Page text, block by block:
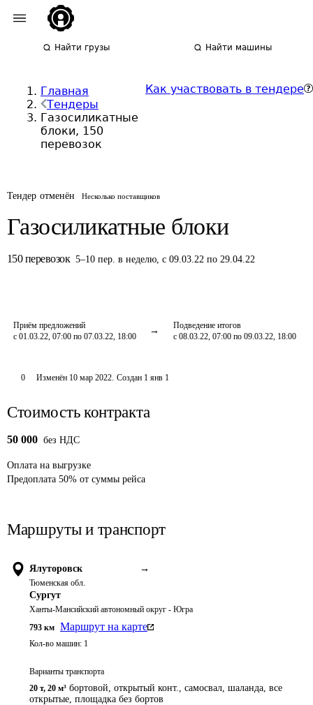
Найти грузы Найти машины
Главная
Тендеры
Газосиликатные
блоки, 150
перевозок
Как участвовать в тендере
Тендер отменён Несколько поставщиков
Газосиликатные блоки
150 перевозок 5–10 пер. в неделю,с 09.03.22 по 29.04.22
Приём предложений
с 01.03.22, 07:00 по 07.03.22, 18:00
Подведение итогов
с 08.03.22, 07:00 по 09.03.22, 18:00
0 Изменён 10 мар 2022. Создан 1 янв 1
Стоимость контракта
50 000 без НДС
Оплата на выгрузке
Предоплата 50% от суммы рейса
Маршруты и транспорт
Ялуторовск →
Тюменская обл.
Сургут
Ханты-Мансийский автономный округ - Югра
793 км Маршрут на карте
Кол-во машин: 1
Варианты транспорта
20 т, 20 м³ бортовой, открытый конт., самосвал, шаланда, все
открытые, площадка без бортов